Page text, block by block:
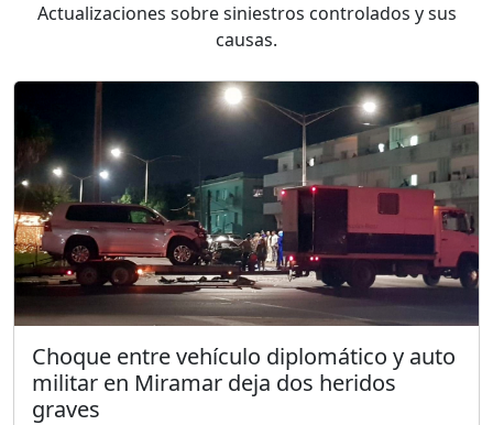
Actualizaciones sobre siniestros controlados y sus
causas.
Choque entre vehículo diplomático y auto
militar en Miramar deja dos heridos
graves